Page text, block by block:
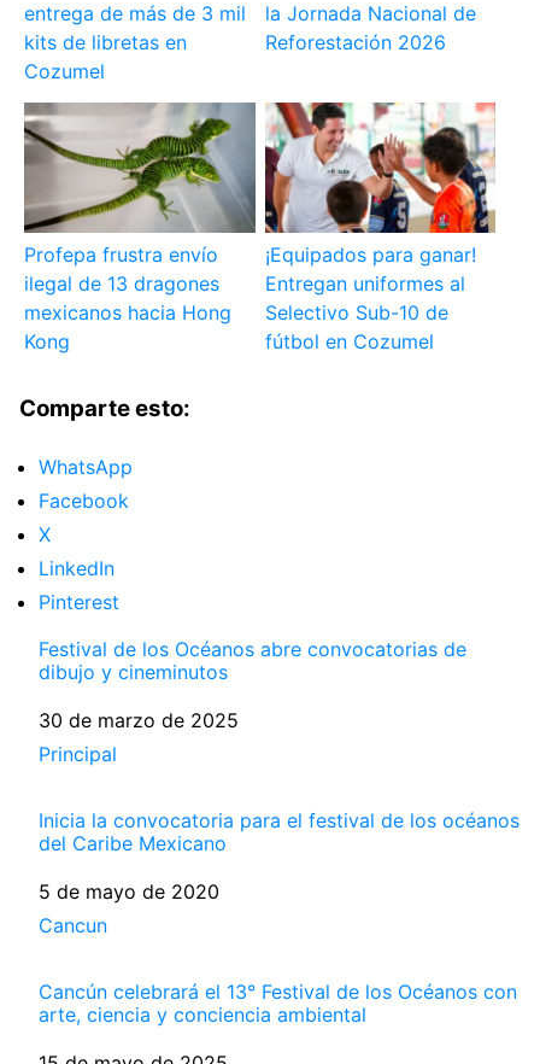
entrega de más de 3 mil
kits de libretas en
Cozumel
la Jornada Nacional de
Reforestación 2026
Profepa frustra envío
ilegal de 13 dragones
mexicanos hacia Hong
Kong
¡Equipados para ganar!
Entregan uniformes al
Selectivo Sub-10 de
fútbol en Cozumel
Comparte esto:
WhatsApp
Facebook
X
LinkedIn
Pinterest
Festival de los Océanos abre convocatorias de
dibujo y cineminutos
Fecha
30 de marzo de 2025
Respecto a
Principal
Inicia la convocatoria para el festival de los océanos
del Caribe Mexicano
Fecha
5 de mayo de 2020
Respecto a
Cancun
Cancún celebrará el 13° Festival de los Océanos con
arte, ciencia y conciencia ambiental